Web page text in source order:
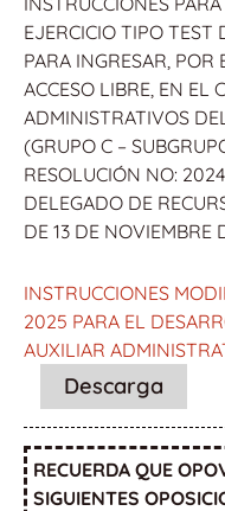
EJERCICIO TIPO TEST
PARA INGRESAR, POR
ACCESO LIBRE, EN EL
ADMINISTRATIVOS
(GRUPO C –
RESOLUCIÓN NO:
DELEGADO DE
DE 13 DE NOVIEMBRE
INSTRUCCIONES
2025 PARA EL
AUXILIAR
Descarga
RECUERDA QUE
SIGUIENTES